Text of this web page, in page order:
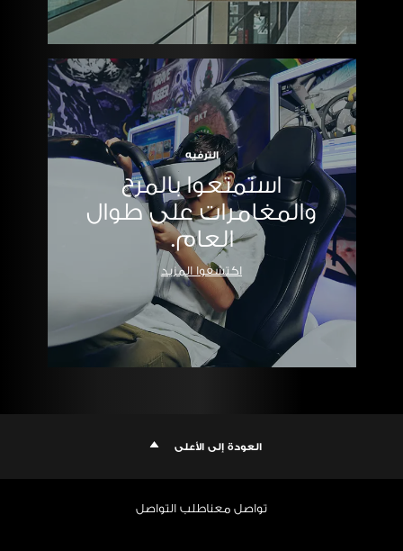
الترفيه
استمتعوا بالمرح
والمغامرات على طوال
العام.
اكتشفوا المزيد
العودة إلى الأعلى
تواصل معناطلب التواصل